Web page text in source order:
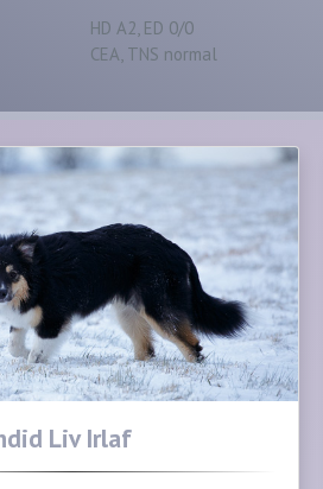
HD A2, ED 0/0
CEA, TNS normal
Liv Irlaf